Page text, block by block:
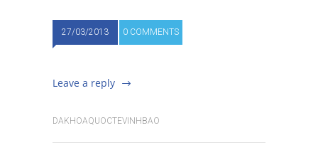
27/03/2013 0 COMMENTS
Leave a reply
DAKHOAQUOCTEVINHBAO